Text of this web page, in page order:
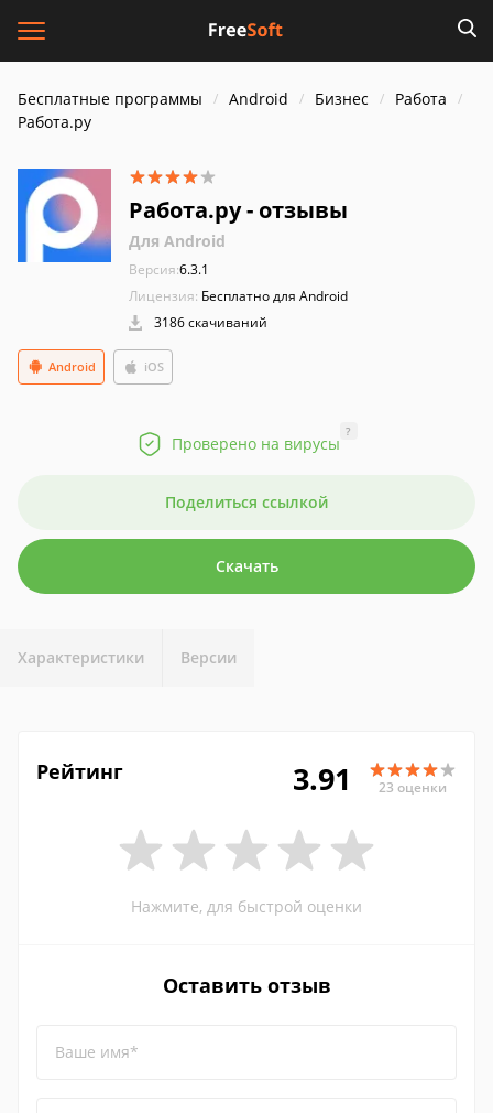
Бесплатные программы Android Бизнес
Работа
Работа.ру
Работа.ру - отзывы
Для Android
Версия:6.3.1
Лицензия: Бесплатно для Android
3186 скачиваний
Android iOS
Проверено на вирусы
?
Поделиться ссылкой
Скачать
Характеристики Версии
Рейтинг 3.91 23 оценки
Нажмите, для быстрой оценки
Оставить отзыв
Ваше имя*